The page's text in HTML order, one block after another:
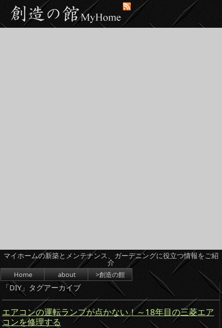
マイホームの新築とメンテナンス、ガーデニングに役立つ情報をご紹
介
コンテンツへスキップ
Home about >創造の館
「DIY」タグアーカイブ
エアコンの運転ランプが点かない！～18年目の三菱エア
コンを修理する